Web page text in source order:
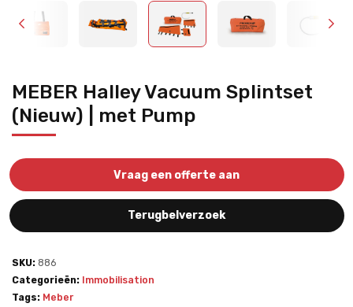
MEBER Halley Vacuum Splintset
(Nieuw) | met Pump
Vraag een offerte aan
Terugbelverzoek
SKU: 886
Categorieën: Immobilisation
Tags: Meber